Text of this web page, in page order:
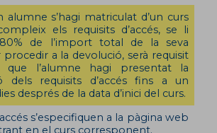
alumne s’hagi matriculat d’un curs
els requisits d’accés, se li
de l’import total de la seva
a la devolució, serà requisit
que l’alumne hagi presentat la
dels requisits d’accés fins a un
després de la data d’inici del curs.
s’especifiquen a la pàgina web
en el curs corresponent.